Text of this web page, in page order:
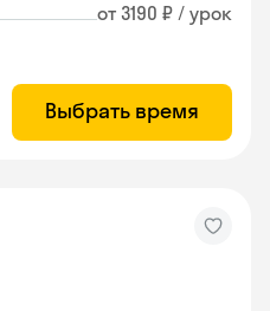
от 3190 ₽ / урок
Выбрать время